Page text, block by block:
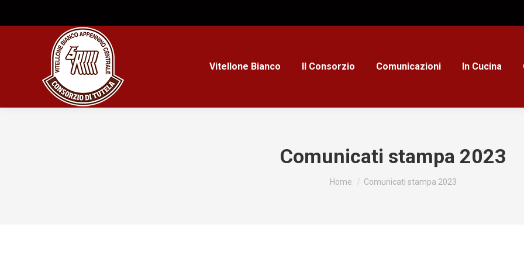
Vitellone Bianco Il Consorzio Comunicazioni In Cucina
Comunicati stampa 2023
Tu sei qui:
Home Comunicati stampa 2023